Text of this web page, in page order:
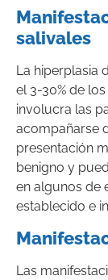
salivales
La hiperplasia
el 3-30% de
involucra las
acompañarse
presentación
benigno y
en algunos de
establecido e
Las